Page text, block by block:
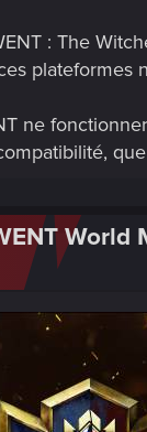
: The
ne
World